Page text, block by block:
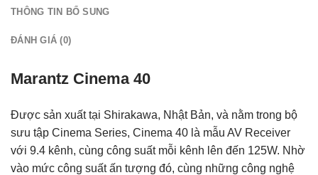
THÔNG TIN BỔ SUNG
ĐÁNH GIÁ (0)
Marantz Cinema 40
Được sản xuất tại Shirakawa, Nhật Bản, và nằm trong bộ
sưu tập Cinema Series, Cinema 40 là mẫu AV Receiver
với 9.4 kênh, cùng công suất mỗi kênh lên đến 125W. Nhờ
vào mức công suất ấn tượng đó, cùng những công nghệ